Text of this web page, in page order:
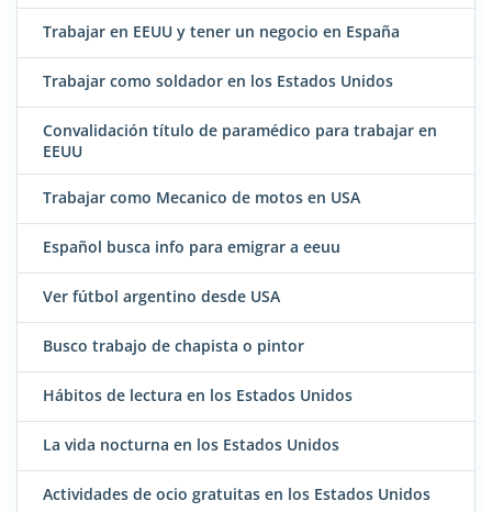
Trabajar en EEUU y tener un negocio en España
Trabajar como soldador en los Estados Unidos
Convalidación título de paramédico para trabajar en
EEUU
Trabajar como Mecanico de motos en USA
Español busca info para emigrar a eeuu
Ver fútbol argentino desde USA
Busco trabajo de chapista o pintor
Hábitos de lectura en los Estados Unidos
La vida nocturna en los Estados Unidos
Actividades de ocio gratuitas en los Estados Unidos